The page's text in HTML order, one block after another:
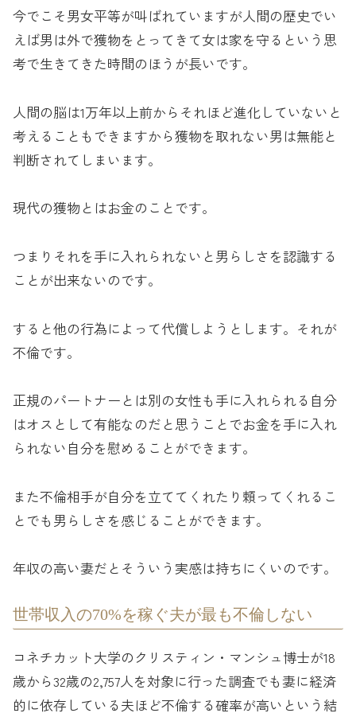
今でこそ男女平等が叫ばれていますが人間の歴史でい
えば男は外で獲物をとってきて女は家を守るという思
考で生きてきた時間のほうが長いです。
人間の脳は1万年以上前からそれほど進化していないと
考えることもできますから獲物を取れない男は無能と
判断されてしまいます。
現代の獲物とはお金のことです。
つまりそれを手に入れられないと男らしさを認識する
ことが出来ないのです。
すると他の行為によって代償しようとします。それが
不倫です。
正規のパートナーとは別の女性も手に入れられる自分
はオスとして有能なのだと思うことでお金を手に入れ
られない自分を慰めることができます。
また不倫相手が自分を立ててくれたり頼ってくれるこ
とでも男らしさを感じることができます。
年収の高い妻だとそういう実感は持ちにくいのです。
世帯収入の70%を稼ぐ夫が最も不倫しない
コネチカット大学のクリスティン・マンシュ博士が18
歳から32歳の2,757人を対象に行った調査でも妻に経済
的に依存している夫ほど不倫する確率が高いという結